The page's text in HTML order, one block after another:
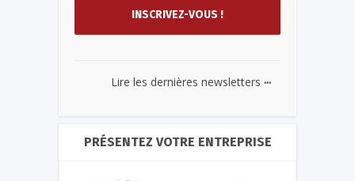
Lire les dernières newsletters ...
PRÉSENTEZ VOTRE ENTREPRISE